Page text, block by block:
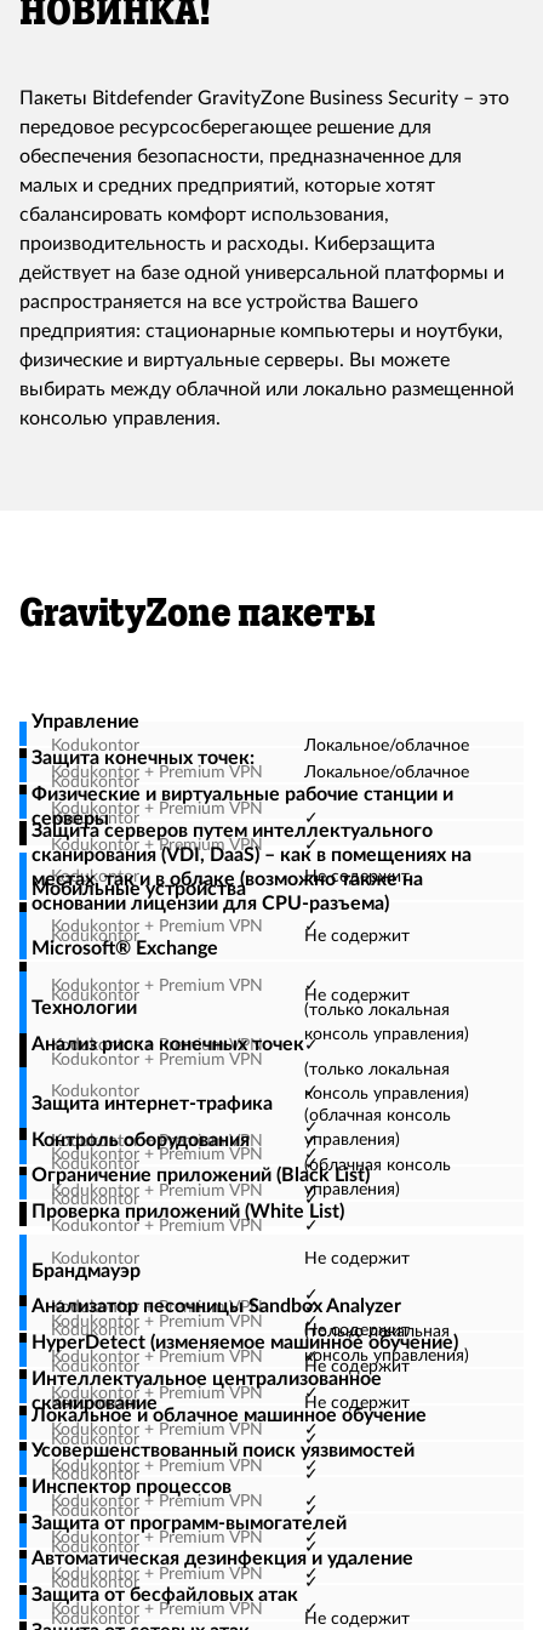
НОВИНКА!
Пакеты Bitdefender GravityZone Business Security – это
передовое ресурсосберегающее решение для
обеспечения безопасности, предназначенное для
малых и средних предприятий, которые хотят
сбалансировать комфорт использования,
производительность и расходы. Киберзащита
действует на базе одной универсальной платформы и
распространяется на все устройства Вашего
предприятия: стационарные компьютеры и ноутбуки,
физические и виртуальные серверы. Вы можете
выбирать между облачной или локально размещенной
консолью управления.
GravityZone пакеты
Управление
Локальное/облачное
Локальное/облачное
Защита конечных точек:
Физические и виртуальные рабочие станции и
серверы
✓
✓
Защита серверов путем интеллектуального
сканирования (VDI, DaaS) – как в помещениях на
местах, так и в облаке (возможно также на
основании лицензии для CPU-разъема)
Не содержит
✓
Мобильные устройства
Не содержит
✓
(только локальная
консоль управления)
Microsoft® Exchange
Не содержит
✓
(только локальная
консоль управления)
Технологии
Анализ риска конечных точек
✓
(облачная консоль
управления)
✓
(облачная консоль
управления)
Защита интернет-трафика
✓
✓
Контроль оборудования
✓
✓
Ограничение приложений (Black List)
✓
✓
Проверка приложений (White List)
Не содержит
✓
(только локальная
консоль управления)
Брандмауэр
✓
✓
Анализатор песочницы Sandbox Analyzer
Не содержит
✓
HyperDetect (изменяемое машинное обучение)
Не содержит
✓
Интеллектуальное централизованное
сканирование
Не содержит
✓
Локальное и облачное машинное обучение
✓
✓
Усовершенствованный поиск уязвимостей
✓
✓
Инспектор процессов
✓
✓
Защита от программ-вымогателей
✓
✓
Автоматическая дезинфекция и удаление
✓
✓
Защита от бесфайловых атак
Не содержит